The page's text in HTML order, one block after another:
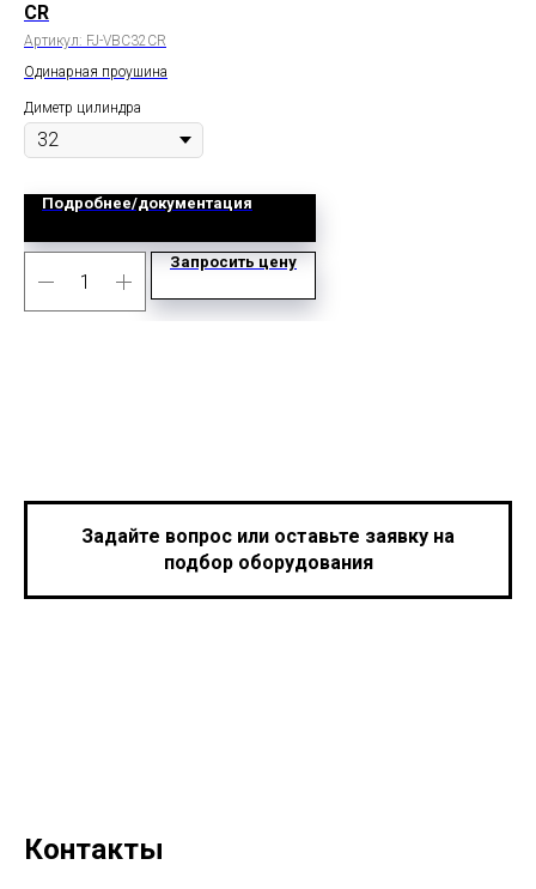
CR
Артикул: FJ-VBC32CR
Одинарная проушина
Диметр цилиндра
Подробнее/документация
Запросить цену
Задайте вопрос или оставьте заявку на
подбор оборудования
Контакты